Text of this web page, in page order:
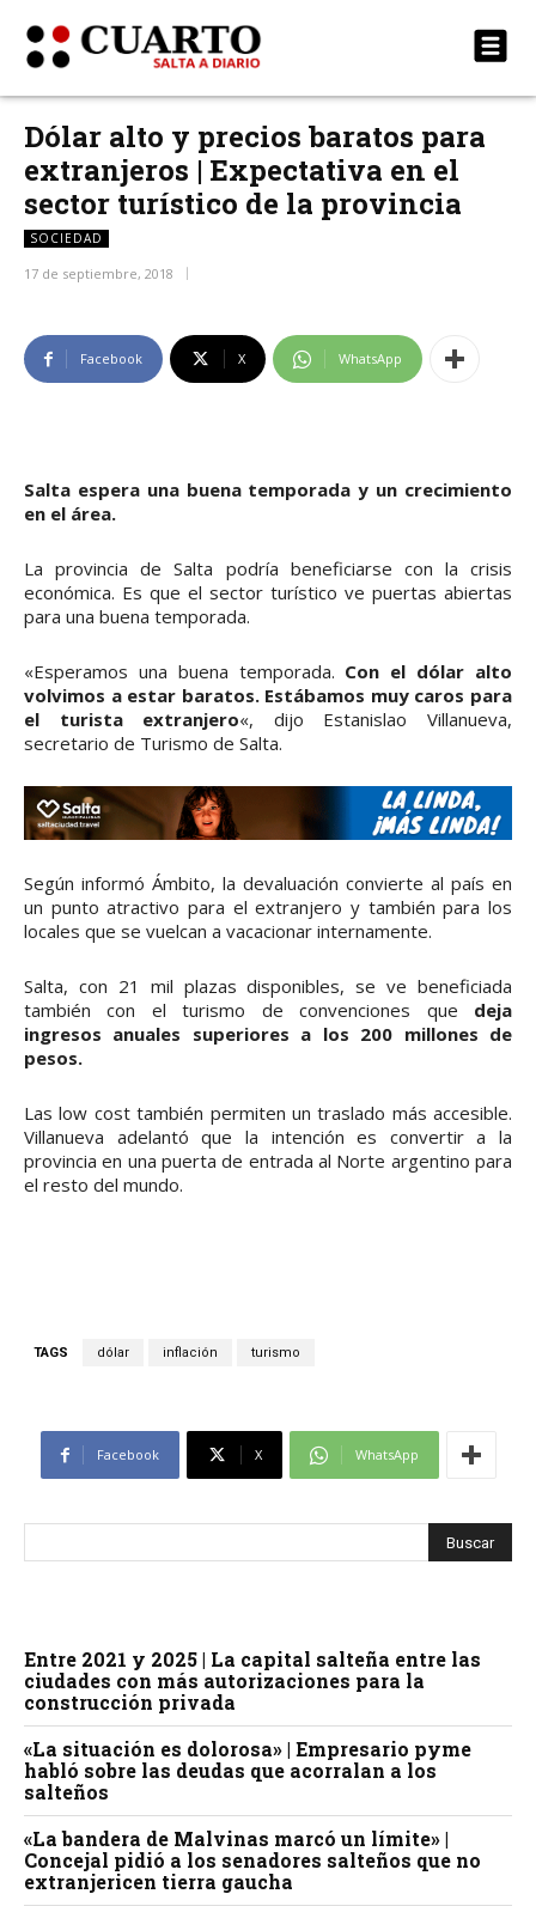
Dólar alto y precios baratos para
extranjeros | Expectativa en el
sector turístico de la provincia
SOCIEDAD
17 de septiembre, 2018
Facebook X WhatsApp
Salta espera una buena temporada y un crecimiento
en el área.
La provincia de Salta podría beneficiarse con la crisis
económica. Es que el sector turístico ve puertas abiertas
para una buena temporada.
«Esperamos una buena temporada. Con el dólar alto
volvimos a estar baratos. Estábamos muy caros para
el turista extranjero«, dijo Estanislao Villanueva,
secretario de Turismo de Salta.
Según informó Ámbito, la devaluación convierte al país en
un punto atractivo para el extranjero y también para los
locales que se vuelcan a vacacionar internamente.
Salta, con 21 mil plazas disponibles, se ve beneficiada
también con el turismo de convenciones que deja
ingresos anuales superiores a los 200 millones de
pesos.
Las low cost también permiten un traslado más accesible.
Villanueva adelantó que la intención es convertir a la
provincia en una puerta de entrada al Norte argentino para
el resto del mundo.
TAGS dólar inflación turismo
Facebook X WhatsApp
Entre 2021 y 2025 | La capital salteña entre las
ciudades con más autorizaciones para la
construcción privada
«La situación es dolorosa» | Empresario pyme
habló sobre las deudas que acorralan a los
salteños
«La bandera de Malvinas marcó un límite» |
Concejal pidió a los senadores salteños que no
extranjericen tierra gaucha